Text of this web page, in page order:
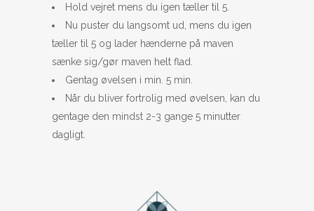
Hold vejret mens du igen tæller til 5.
Nu puster du langsomt ud, mens du igen
tæller til 5 og lader hænderne på maven
sænke sig/gør maven helt flad.
Gentag øvelsen i min. 5 min.
Når du bliver fortrolig med øvelsen, kan du
gentage den mindst 2-3 gange 5 minutter
dagligt.